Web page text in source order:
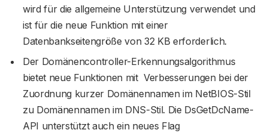
wird für die allgemeine Unterstützung verwendet und
ist für die neue Funktion mit einer
Datenbankseitengröße von 32 KB erforderlich.
Der Domänencontroller-Erkennungsalgorithmus
bietet neue Funktionen mit Verbesserungen bei der
Zuordnung kurzer Domänennamen im NetBIOS-Stil
zu Domänennamen im DNS-Stil. Die DsGetDcName-
API unterstützt auch ein neues Flag